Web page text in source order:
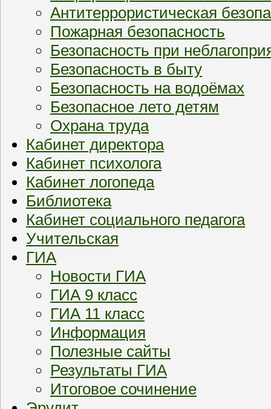
Антитеррористическая
Пожарная безопасность
Безопасность при
Безопасность в быту
Безопасность на водоёмах
Безопасное лето детям
Охрана труда
Кабинет директора
Кабинет психолога
Кабинет логопеда
Библиотека
Кабинет социального педагога
Учительская
ГИА
Новости ГИА
ГИА 9 класс
ГИА 11 класс
Информация
Полезные сайты
Результаты ГИА
Итоговое сочинение